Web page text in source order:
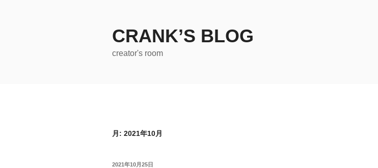
CRANK’S BLOG
creator's room
月: 2021年10月
投
2021年10月25日